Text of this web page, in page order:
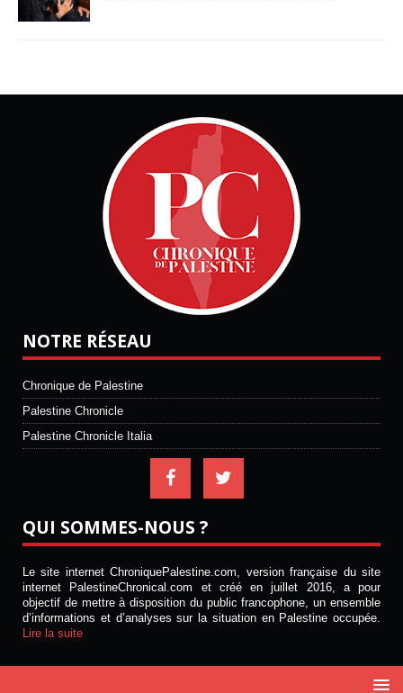
NOTRE RÉSEAU
Chronique de Palestine
Palestine Chronicle
Palestine Chronicle Italia
QUI SOMMES-NOUS ?
Le site internet ChroniquePalestine.com, version française du site
internet PalestineChronical.com et créé en juillet 2016, a pour
objectif de mettre à disposition du public francophone, un ensemble
d’informations et d’analyses sur la situation en Palestine occupée.
Lire la suite